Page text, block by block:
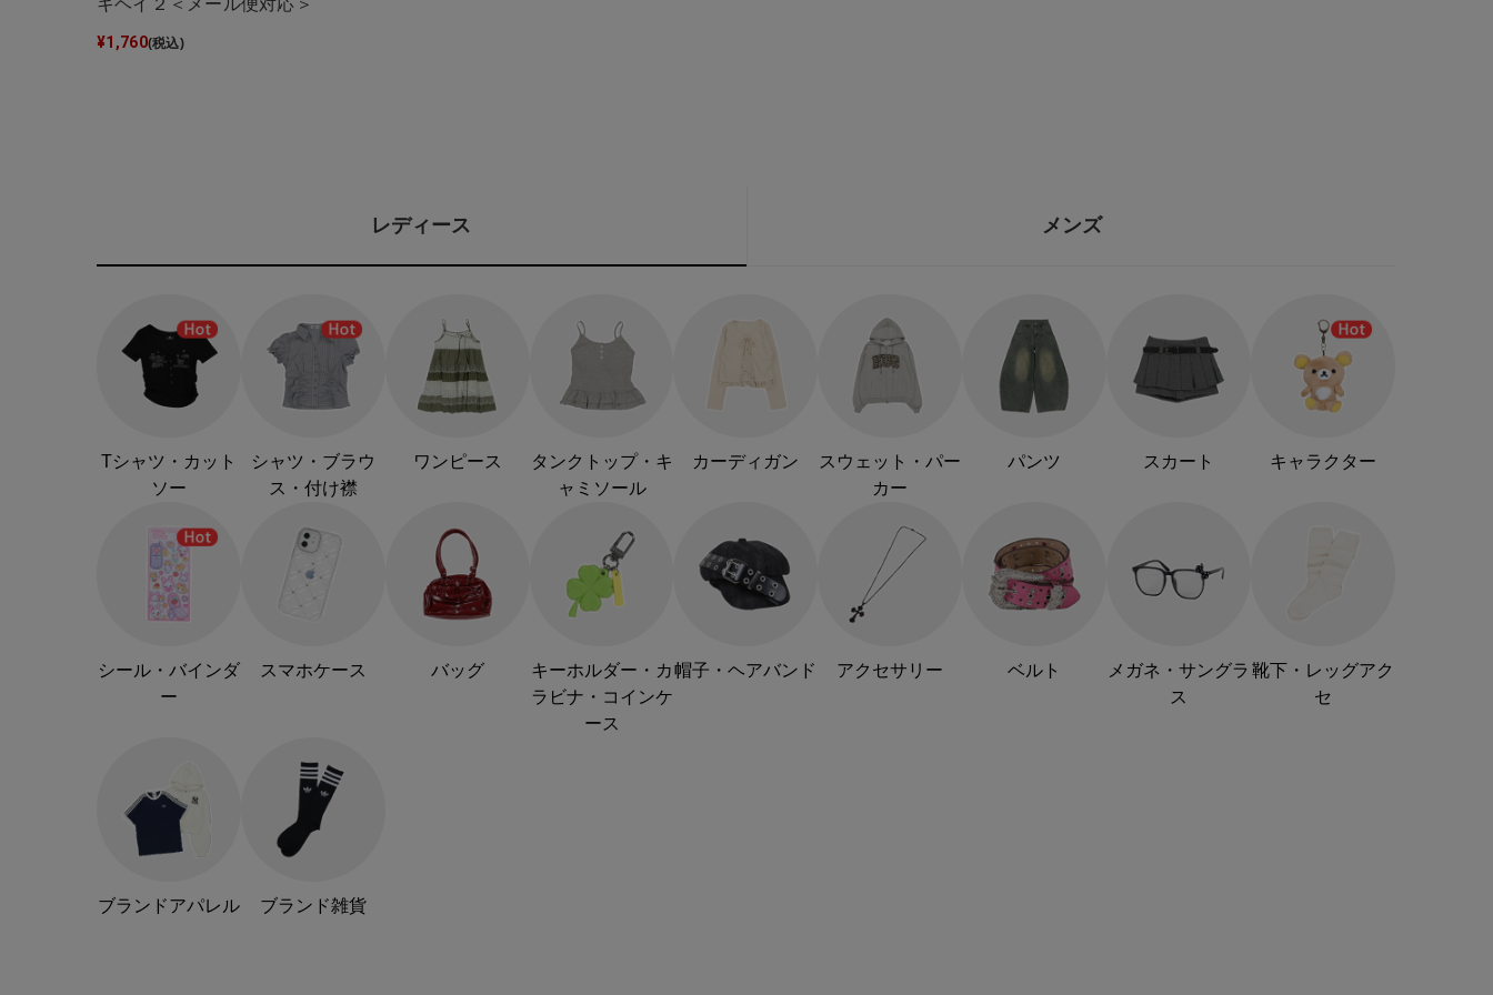
¥1,760(税込)
レディース メンズ
Tシャツ・カット
ソー
シャツ・ブラウ
ス・付け襟
ワンピース
タンクトップ・キ
ャミソール
カーディガン
スウェット・パー
カー
パンツ スカート キャラクター
シール・バインダ
ー
スマホケース バッグ
キーホルダー・カ
ラビナ・コインケ
ース
帽子・ヘアバンド アクセサリー ベルト
メガネ・サングラ
ス
靴下・レッグアク
セ
ブランドアパレル ブランド雑貨